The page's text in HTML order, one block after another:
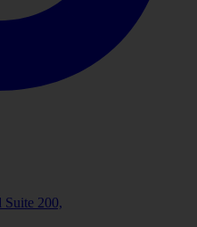
Suite 200,